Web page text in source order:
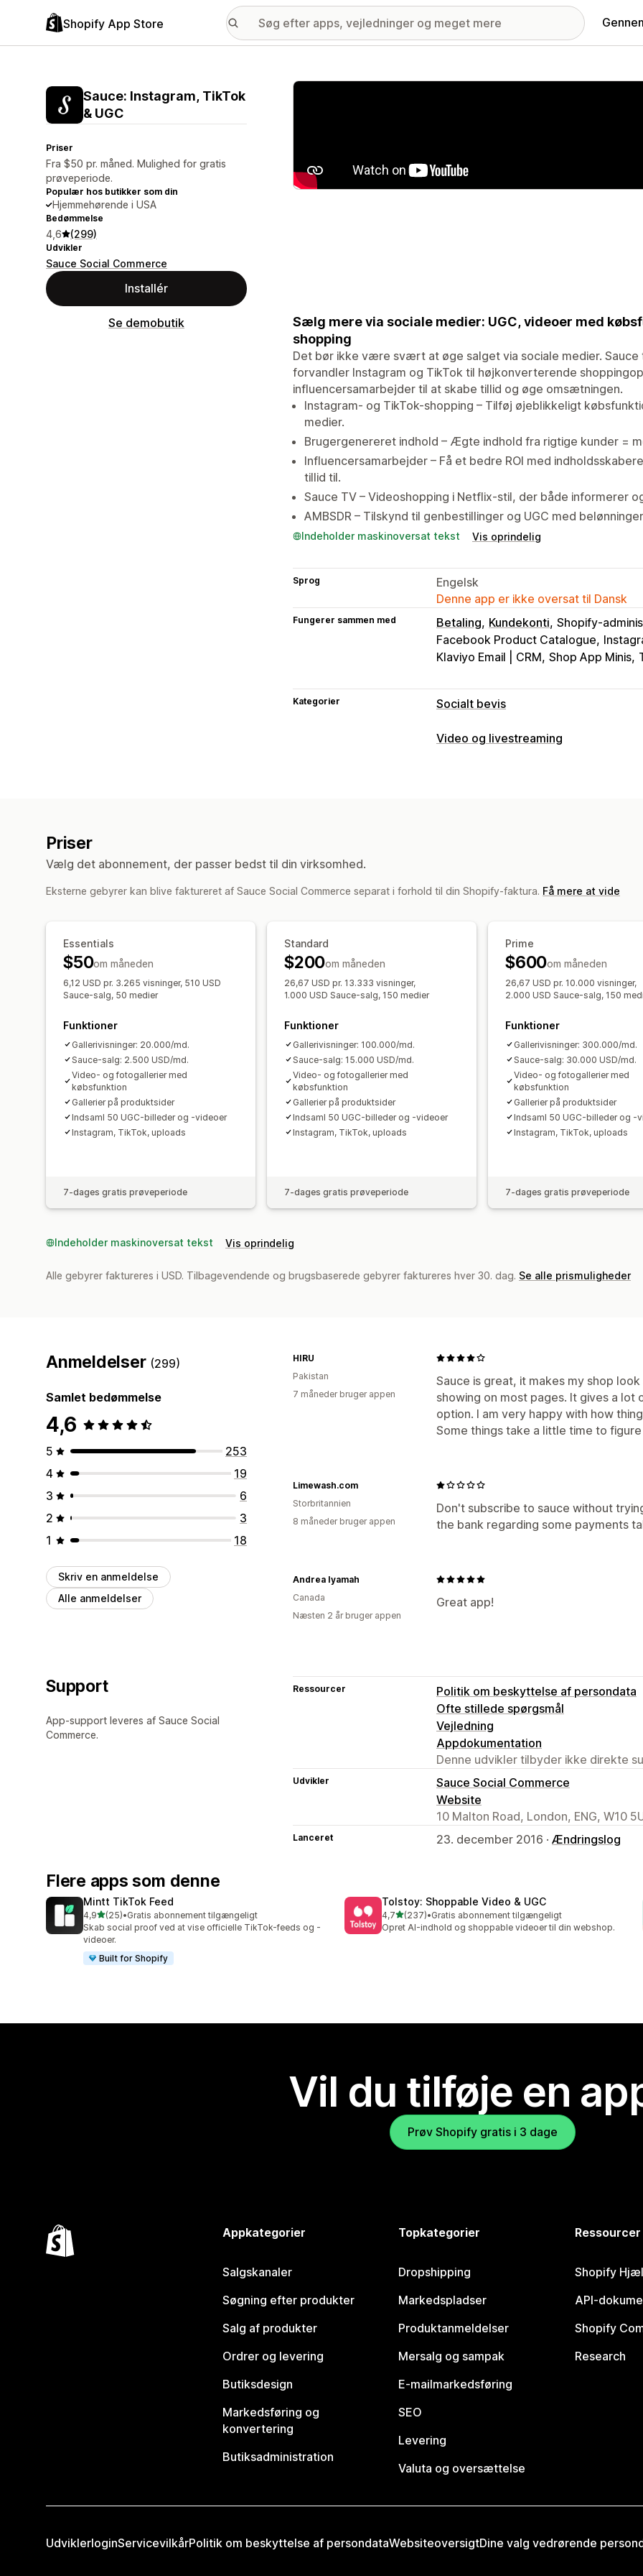
Shopify App Store
Sauce: Instagram, TikTok
& UGC
Priser
Fra $50 pr. måned. Mulighed for gratis
prøveperiode.
Populær hos butikker som din
Hjemmehørende i USA
Bedømmelse
4,6 (299)
Udvikler
Sauce Social Commerce
Installér
Se demobutik
Galleri med udvalgte billeder
Sælg mere via sociale medier: UGC, videoer med
shopping
Det bør ikke være svært at øge salget via sociale medier.
forvandler Instagram og TikTok til højkonverterende
influencersamarbejder til at skabe tillid og øge omsætningen.
Instagram- og TikTok-shopping – Tilføj øjeblikkeligt
medier.
Brugergenereret indhold – Ægte indhold fra rigtige kunder =
Influencersamarbejder – Få et bedre ROI med
tillid til.
Sauce TV – Videoshopping i Netflix-stil, der både informerer
AMBSDR – Tilskynd til genbestillinger og UGC med
Indeholder maskinoversat tekst Vis oprindelig
Sprog
Engelsk
Denne app er ikke oversat til Dansk
Fungerer sammen med Betaling Kundekonti Shopify-
Facebook Product Catalogue
Klaviyo Email | CRM Shop App Minis
Kategorier Socialt bevis
Indholdstyper
Engagementssporing
Video og livestreaming
Tilpasset webadresse Videowidget
Priser
Vælg det abonnement, der passer bedst til din virksomhed.
Eksterne gebyrer kan blive faktureret af Sauce Social Commerce separat i forhold til din Shopify-faktura. Få mere at vide
Essentials
$50om måneden
6,12 USD pr. 3.265 visninger, 510 USD
Sauce-salg, 50 medier
Funktioner
Gallerivisninger: 20.000/md.
Sauce-salg: 2.500 USD/md.
Video- og fotogallerier med
købsfunktion
Gallerier på produktsider
Indsaml 50 UGC-billeder og -videoer
Instagram, TikTok, uploads
7-dages gratis prøveperiode
Standard
$200om måneden
26,67 USD pr. 13.333 visninger,
1.000 USD Sauce-salg, 150 medier
Funktioner
Gallerivisninger: 100.000/md.
Sauce-salg: 15.000 USD/md.
Video- og fotogallerier med
købsfunktion
Gallerier på produktsider
Indsaml 50 UGC-billeder og -videoer
Instagram, TikTok, uploads
7-dages gratis prøveperiode
Prime
$600om måneden
26,67 USD pr. 10.000 visninger,
2.000 USD Sauce-salg, 150
Funktioner
Gallerivisninger: 300.000/md.
Sauce-salg: 30.000 USD/md.
Video- og fotogallerier med
købsfunktion
Gallerier på produktsider
Indsaml 50 UGC-billeder og -
Instagram, TikTok, uploads
7-dages gratis prøveperiode
Indeholder maskinoversat tekst Vis oprindelig
Alle gebyrer faktureres i USD. Tilbagevendende og brugsbaserede gebyrer faktureres hver 30. dag. Se alle prismuligheder
Anmeldelser (299)
Samlet bedømmelse
4,6
5
253
4
19
3
6
2
3
1
18
Skriv en anmeldelse
Alle anmeldelser
Sauce is great, it makes my shop
showing on most pages. It gives a lot
option. I am very happy with how
Some things take a little time to
HIRU
Pakistan
7 måneder bruger appen
Don't subscribe to sauce without
the bank regarding some payments
Limewash.com
Storbritannien
8 måneder bruger appen
Great app!
Andrea Iyamah
Canada
Næsten 2 år bruger appen
Support
App-support leveres af Sauce Social
Commerce.
Ressourcer
Politik om beskyttelse af persondata
Ofte stillede spørgsmål
Vejledning
Appdokumentation
Denne udvikler tilbyder ikke direkte
Udvikler
Sauce Social Commerce
Website
10 Malton Road, London, ENG, W10
Lanceret 23. december 2016 · Ændringslog
Flere apps som denne
Mintt TikTok Feed
4,9ud af 5 stjerner
(25)
25 anmeldelser i alt
•Gratis abonnement tilgængeligt
Skab social proof ved at vise officielle TikTok-feeds og -
videoer.
Built for Shopify
Tolstoy: Shoppable Video & UGC
4,7ud af 5 stjerner
(237)
237 anmeldelser i alt
•Gratis abonnement tilgængeligt
Opret AI-indhold og shoppable videoer til din webshop.
Vil du tilføje en
Prøv Shopify gratis i 3 dage
Appkategorier
Salgskanaler
Søgning efter produkter
Salg af produkter
Ordrer og levering
Butiksdesign
Markedsføring og
konvertering
Butiksadministration
Topkategorier
Dropshipping
Markedspladser
Produktanmeldelser
Mersalg og sampak
E-mailmarkedsføring
SEO
Levering
Valuta og oversættelse
Ressourcer
Shopify
API-
Shopify
Research
UdviklerloginServicevilkårPolitik om beskyttelse af persondataWebsiteoversigtDine valg vedrørende